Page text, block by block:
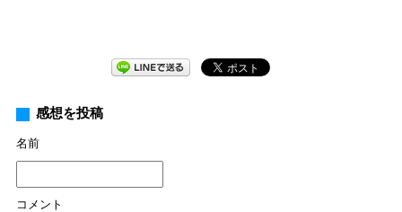
感想を投稿
名前
コメント